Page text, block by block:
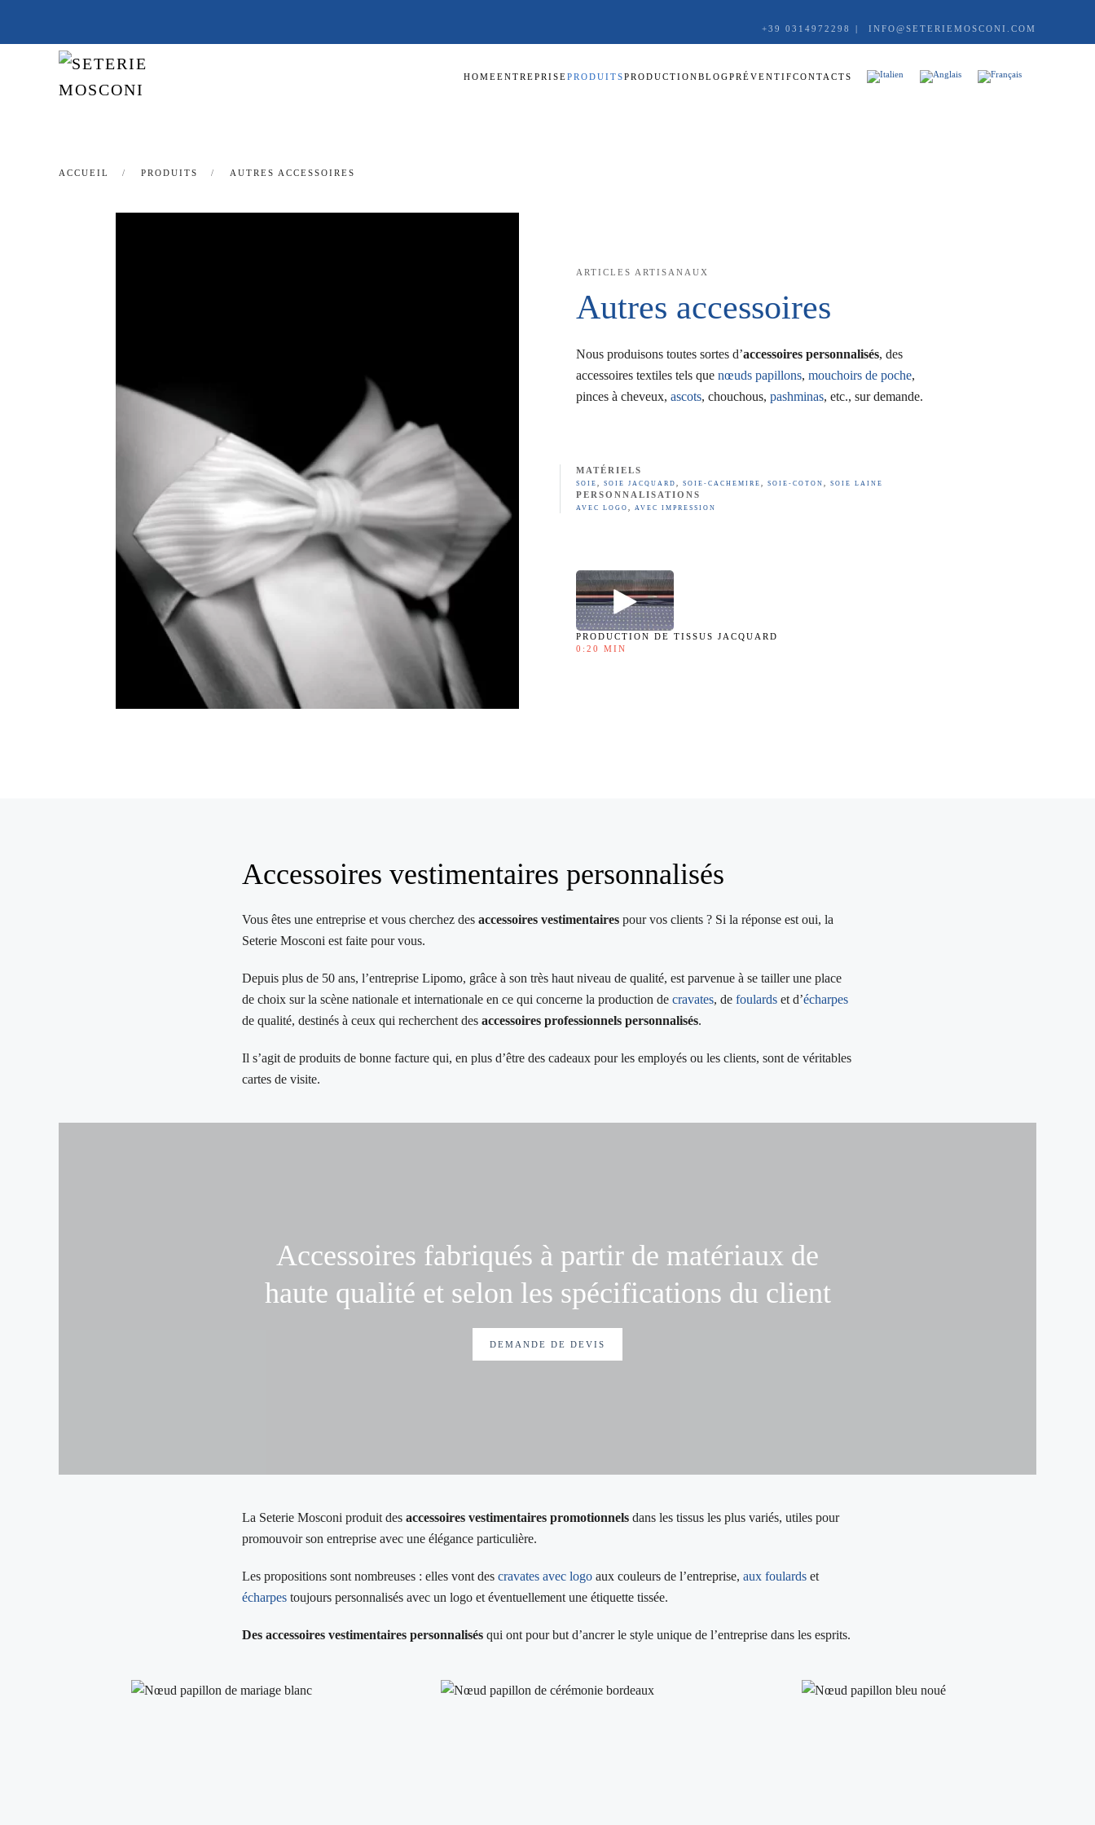
principal
+39 0314972298 | INFO@SETERIEMOSCONI.COM
HOMEENTREPRISEPRODUITSPRODUCTIONBLOGPRÉVENTIFCONTACTS
ACCUEIL PRODUITS AUTRES ACCESSOIRES
ARTICLES ARTISANAUX
Autres accessoires
Nous produisons toutes sortes d’accessoires personnalisés, des
accessoires textiles tels que nœuds papillons, mouchoirs de poche,
pinces à cheveux, ascots, chouchous, pashminas, etc., sur demande.
MATÉRIELS
SOIE SOIE JACQUARD SOIE-CACHEMIRE SOIE-COTON SOIE LAINE
PERSONNALISATIONS
AVEC LOGO AVEC IMPRESSION
PRODUCTION DE TISSUS JACQUARD
0:20 MIN
Accessoires vestimentaires personnalisés
Vous êtes une entreprise et vous cherchez des accessoires vestimentaires pour vos clients ? Si la réponse est oui, la
Seterie Mosconi est faite pour vous.
Depuis plus de 50 ans, l’entreprise Lipomo, grâce à son très haut niveau de qualité, est parvenue à se tailler une place
de choix sur la scène nationale et internationale en ce qui concerne la production de cravates, de foulards et d’écharpes
de qualité, destinés à ceux qui recherchent des accessoires professionnels personnalisés.
Il s’agit de produits de bonne facture qui, en plus d’être des cadeaux pour les employés ou les clients, sont de véritables
cartes de visite.
Accessoires fabriqués à partir de matériaux de
haute qualité et selon les spécifications du client
DEMANDE DE DEVIS
La Seterie Mosconi produit des accessoires vestimentaires promotionnels dans les tissus les plus variés, utiles pour
promouvoir son entreprise avec une élégance particulière.
Les propositions sont nombreuses : elles vont des cravates avec logo aux couleurs de l’entreprise, aux foulards et
écharpes toujours personnalisés avec un logo et éventuellement une étiquette tissée.
Des accessoires vestimentaires personnalisés qui ont pour but d’ancrer le style unique de l’entreprise dans les esprits.